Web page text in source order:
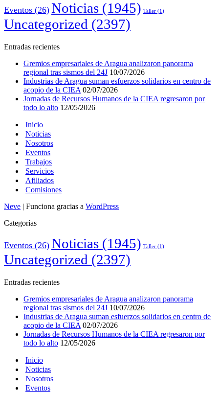
Eventos (26) Noticias (1945) Taller (1)
Uncategorized (2397)
Entradas recientes
Gremios empresariales de Aragua analizaron panorama
regional tras sismos del 24J 10/07/2026
Industrias de Aragua suman esfuerzos solidarios en centro de
acopio de la CIEA 02/07/2026
Jornadas de Recursos Humanos de la CIEA regresaron por
todo lo alto 12/05/2026
Inicio
Noticias
Nosotros
Eventos
Trabajos
Servicios
Afiliados
Comisiones
Neve | Funciona gracias a WordPress
Categorías
Eventos (26) Noticias (1945) Taller (1)
Uncategorized (2397)
Entradas recientes
Gremios empresariales de Aragua analizaron panorama
regional tras sismos del 24J 10/07/2026
Industrias de Aragua suman esfuerzos solidarios en centro de
acopio de la CIEA 02/07/2026
Jornadas de Recursos Humanos de la CIEA regresaron por
todo lo alto 12/05/2026
Inicio
Noticias
Nosotros
Eventos